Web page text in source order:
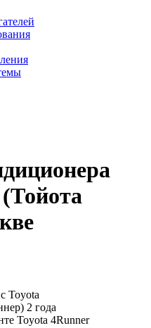
Toyota
2 года
Toyota 4Runner